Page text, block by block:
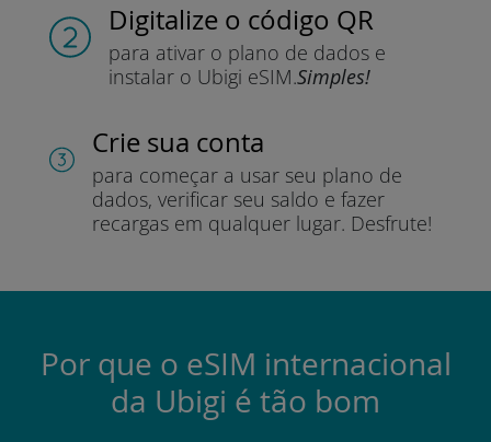
Digitalize o código QR
para ativar o plano de dados e
instalar o Ubigi eSIM.Simples!
Crie sua conta
para começar a usar seu plano de
dados, verificar seu saldo e fazer
recargas em qualquer lugar. Desfrute!
Por que o eSIM internacional
da Ubigi é tão bom